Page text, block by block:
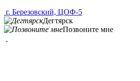
г. Березовский, ЦОФ-5
Дегтярск
Позвоните мне